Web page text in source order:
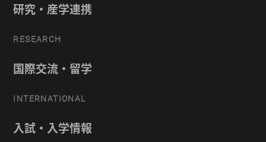
研究・産学連携
RESEARCH
国際交流・留学
INTERNATIONAL
入試・入学情報